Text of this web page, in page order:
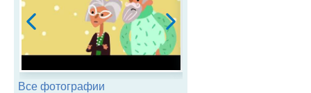
Все фотографии